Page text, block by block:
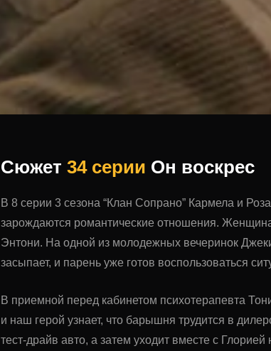
Сюжет 34 серии Он воскрес
В 8 серии 3 сезона “Клан Сопрано” Кармела и
зарождаются романтические отношения.
Энтони. На одной из молодежных вечеринок
засыпает, и парень уже готов воспользоваться
В приемной перед кабинетом психотерапевта
и наш герой узнает, что барышня трудится в
тест-драйв авто, а затем уходит вместе с